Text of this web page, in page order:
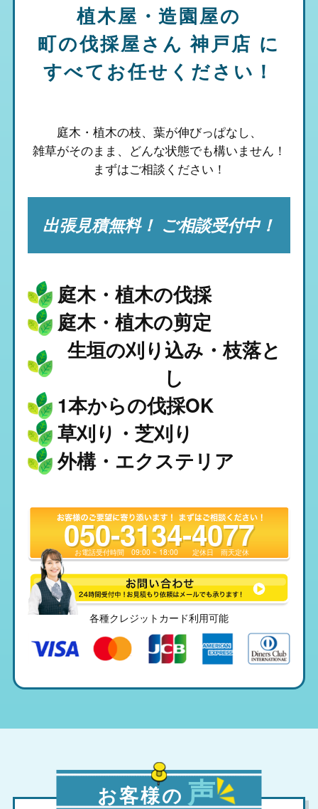
植木屋・造園屋の
町の伐採屋さん 神戸店 に
すべてお任せください！
庭木・植木の枝、葉が伸びっぱなし、
雑草がそのまま、 どんな状態でも構いません！
まずはご相談ください！
出張見積無料！ ご相談受付中！
庭木・植木の伐採
1本からの伐採OK
庭木・植木の剪定
草刈り・芝刈り
生垣の刈り込み・枝落と
し
外構・エクステリア
050-3134-4077
お電話受付時間09:00 ~ 18:00 定休日雨天定休
各種クレジットカード利用可能
お客様の 声